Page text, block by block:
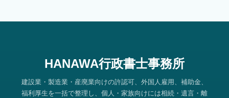
HANAWA行政書士事務所
建設業・製造業・産廃業向けの許認可、外国人雇用、補助金、
福利厚生を一括で整理し、個人・家族向けには相続・遺言・離